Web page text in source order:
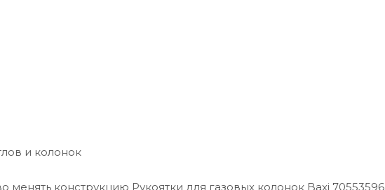
и колонок
менять конструкцию Рукоятки для газовых колонок Baxi 70553596